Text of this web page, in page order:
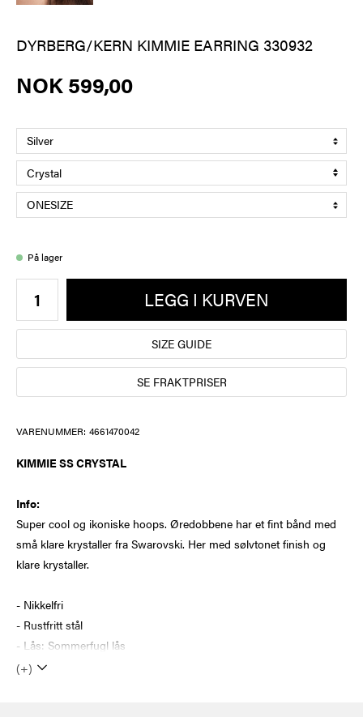
DYRBERG/KERN KIMMIE EARRING 330932
NOK 599,00
På lager
LEGG I KURVEN
SIZE GUIDE
SE FRAKTPRISER
VARENUMMER: 4661470042
KIMMIE SS CRYSTAL
Info:
Super cool og ikoniske hoops. Øredobbene har et fint bånd med
små klare krystaller fra Swarovski. Her med sølvtonet finish og
klare krystaller.
- Nikkelfri
- Rustfritt stål
- Lås: Sommerfugl lås
(+)